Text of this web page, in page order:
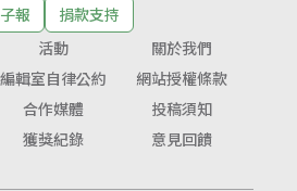
報
捐款支持
活動
關於我們
編輯室自律公約
網站授權條款
合作媒體
投稿須知
獲獎紀錄 意見回饋